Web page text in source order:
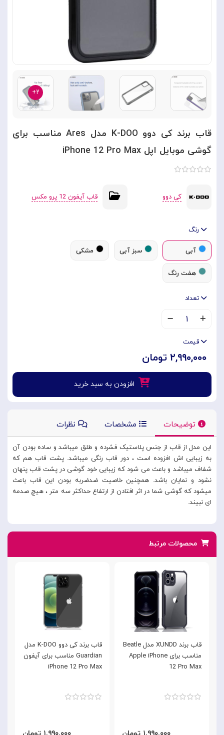
۲+
قاب برند کی دوو K-DOO مدل Ares مناسب برای
گوشی موبایل اپل iPhone 12 Pro Max
کی دوو قاب آیفون 12 پرو مکس
رنگ
آبی سبز آبی مشکی
هفت رنگ
تعداد
۱
قیمت
۲,۹۹۰,۰۰۰ تومان
افزودن به سبد خرید
توضیحات مشخصات نظرات
این مدل از قاب از جنس پلاستیک فشرده و طلق میباشد و ساده بودن آن
به زیبایی اش افزوده است ، دور قاب رنگی میباشد. پشت قاب هم که
شفاف میباشد و باعث می شود که زیبایی خود گوشی در پشت قاب پنهان
نشود و نمایان باشد. همچنین خاصیت ضدضربه بودن این قاب باعث
میشود که گوشی شما در اثر افتادن از ارتفاع حداکثر سه متر ، هیچ صدمه
ای نبیند.
محصولات مرتبط
قاب برند کی دوو K-DOO مدل
Guardian مناسب برای آیفون
iPhone 12 Pro Max
قاب برند XUNDD مدل Beatle
مناسب برای Apple iPhone
12 Pro Max